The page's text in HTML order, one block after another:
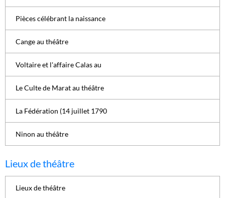
Pièces célébrant la naissance
Cange au théâtre
Voltaire et l'affaire Calas au
Le Culte de Marat au théâtre
La Fédération (14 juillet 1790
Ninon au théâtre
Lieux de théâtre
Lieux de théâtre